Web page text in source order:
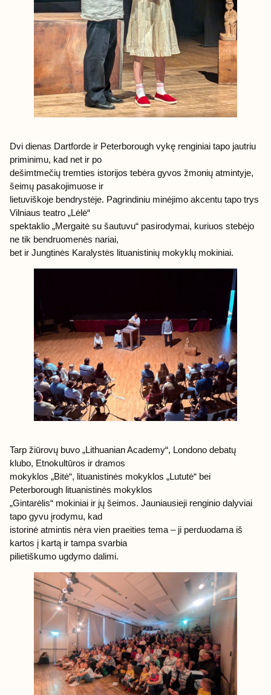
Dvi dienas Dartforde ir Peterborough vykę renginiai tapo jautriu
priminimu, kad net ir po
dešimtmečių tremties istorijos tebėra gyvos žmonių atmintyje,
šeimų pasakojimuose ir
lietuviškoje bendrystėje. Pagrindiniu minėjimo akcentu tapo trys
Vilniaus teatro „Lėlė“
spektaklio „Mergaitė su šautuvu“ pasirodymai, kuriuos stebėjo
ne tik bendruomenės nariai,
bet ir Jungtinės Karalystės lituanistinių mokyklų mokiniai.
Tarp žiūrovų buvo „Lithuanian Academy“, Londono debatų
klubo, Etnokultūros ir dramos
mokyklos „Bitė“, lituanistinės mokyklos „Lututė“ bei
Peterborough lituanistinės mokyklos
„Gintarėlis“ mokiniai ir jų šeimos. Jauniausieji renginio dalyviai
tapo gyvu įrodymu, kad
istorinė atmintis nėra vien praeities tema – ji perduodama iš
kartos į kartą ir tampa svarbia
pilietiškumo ugdymo dalimi.